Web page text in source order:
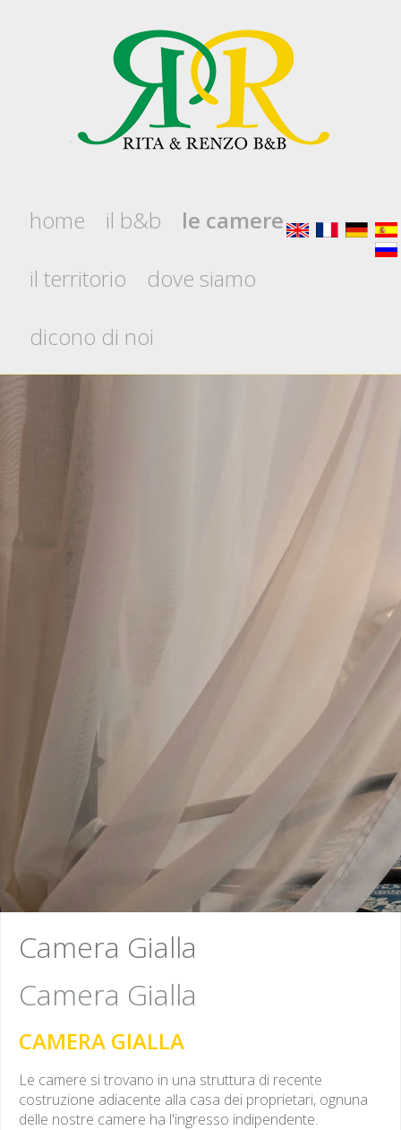
home il b&b
le camere
il territorio
dove siamo
dicono di noi
Le Camere
Ognuna delle nostre
l'ingresso indipendente.
Le Camere
Ognuna delle nostre
camere ha l'ingresso
indipendente.
Camera Gialla
Camera Gialla
CAMERA GIALLA
Le camere si trovano in una struttura di recente
costruzione adiacente alla casa dei proprietari, ognuna
delle nostre camere ha l'ingresso indipendente.